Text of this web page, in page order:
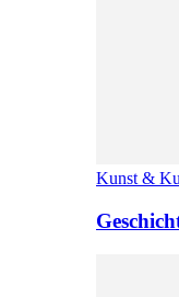
Kunst &